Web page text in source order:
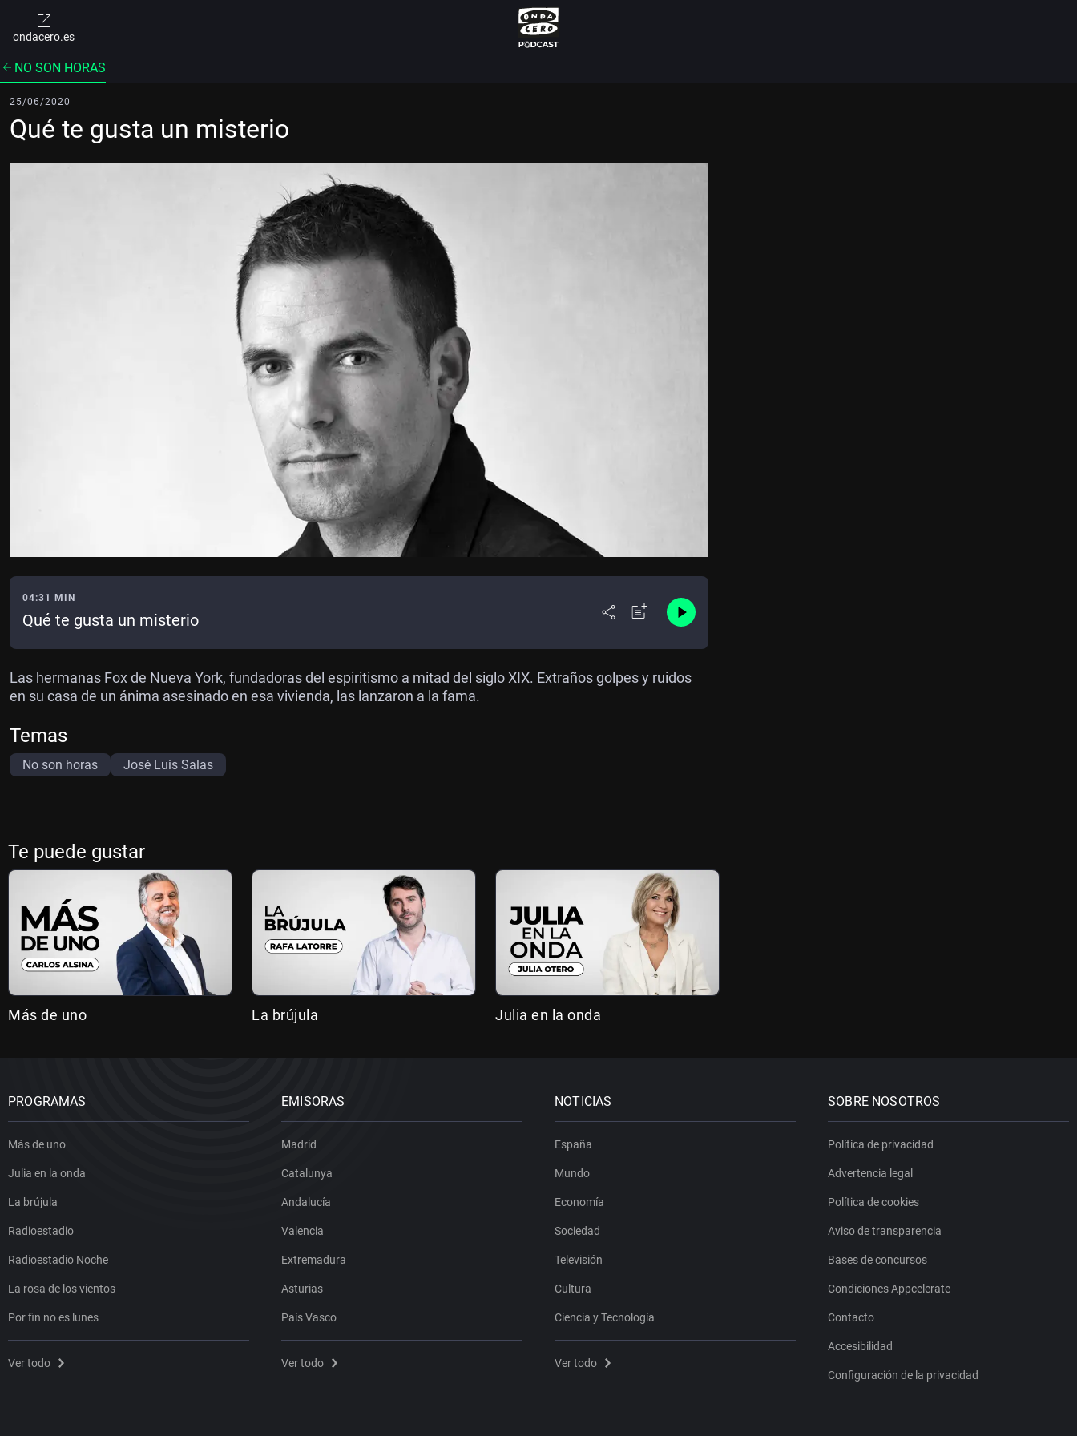
ondacero.es
NO SON HORAS
25/06/2020
Qué te gusta un misterio
04:31 MIN
Qué te gusta un misterio
Las hermanas Fox de Nueva York, fundadoras del espiritismo a mitad del siglo XIX. Extraños golpes y ruidos
en su casa de un ánima asesinado en esa vivienda, las lanzaron a la fama.
Temas
No son horas José Luis Salas
Te puede gustar
Más de uno La brújula Julia en la onda
PROGRAMAS
Más de uno
Julia en la onda
La brújula
Radioestadio
Radioestadio Noche
La rosa de los vientos
Por fin no es lunes
Ver todo
EMISORAS
Madrid
Catalunya
Andalucía
Valencia
Extremadura
Asturias
País Vasco
Ver todo
NOTICIAS
España
Mundo
Economía
Sociedad
Televisión
Cultura
Ciencia y Tecnología
Ver todo
SOBRE NOSOTROS
Política de privacidad
Advertencia legal
Política de cookies
Aviso de transparencia
Bases de concursos
Condiciones Appcelerate
Contacto
Accesibilidad
Configuración de la privacidad